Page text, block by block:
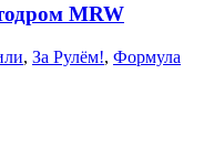
MRW
, За Рулём!, Формула